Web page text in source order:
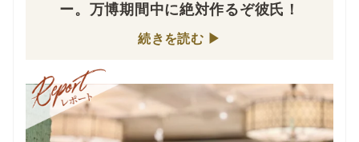
ー。万博期間中に絶対作るぞ彼氏！
続きを読む